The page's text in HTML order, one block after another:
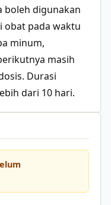
boleh digunakan
obat pada waktu
minum,
masih
Durasi
dari 10 hari.